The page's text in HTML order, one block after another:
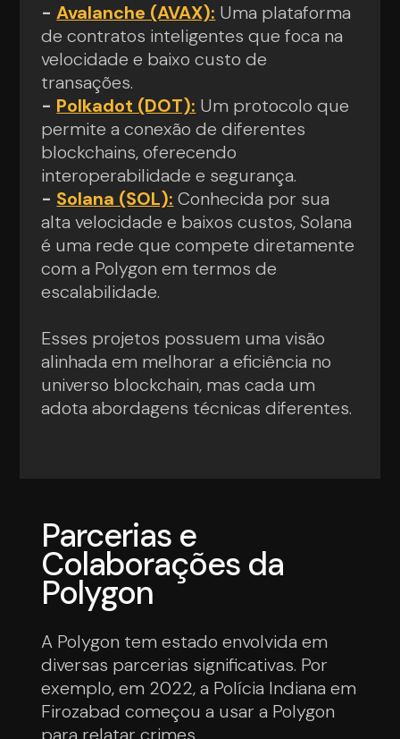
-Avalanche (AVAX): Uma plataforma
de contratos inteligentes que foca na
velocidade e baixo custo de
transações.
- Polkadot (DOT): Um protocolo que
permite a conexão de diferentes
blockchains, oferecendo
interoperabilidade e segurança.
- Solana (SOL): Conhecida por sua
alta velocidade e baixos custos, Solana
é uma rede que compete diretamente
com a Polygon em termos de
escalabilidade.
Esses projetos possuem uma visão
alinhada em melhorar a eficiência no
universo blockchain, mas cada um
adota abordagens técnicas diferentes.
Parcerias e
Colaborações da
Polygon
A Polygon tem estado envolvida em
diversas parcerias significativas. Por
exemplo, em 2022, a Polícia Indiana em
Firozabad começou a usar a Polygon